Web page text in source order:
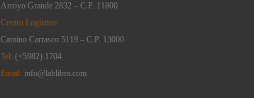
Arroyo Grande 2832 – C.P. 11800
Centro Logístico:
Camino Carrasco 5119 – C.P. 13000
Tel: (+5982) 1704
Email: info@lablibra.com